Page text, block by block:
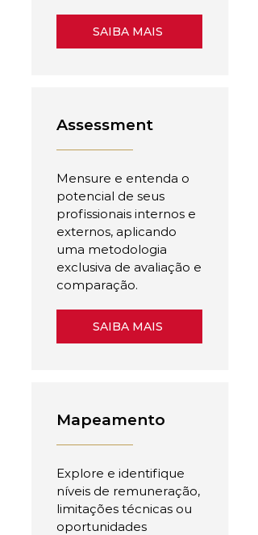
SAIBA MAIS
Assessment
Mensure e entenda o
potencial de seus
profissionais internos e
externos, aplicando
uma metodologia
exclusiva de avaliação e
comparação.
SAIBA MAIS
Mapeamento
Explore e identifique
níveis de remuneração,
limitações técnicas ou
oportunidades